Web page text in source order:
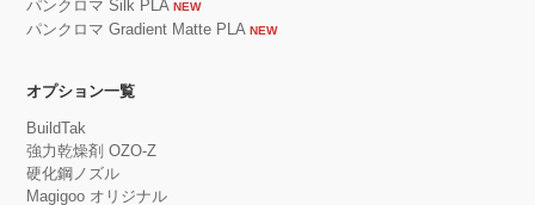
パンクロマ Silk PLA NEW
パンクロマ Gradient Matte PLA NEW
オプション一覧
BuildTak
強力乾燥剤 OZO-Z
硬化鋼ノズル
Magigoo オリジナル